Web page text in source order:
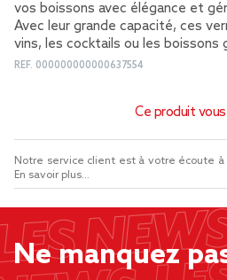
vos boissons avec élégance et
Avec leur grande capacité, ces
vins, les cocktails ou les boissons
REF. 000000000000637554
Ce produit
Notre service client est à votre écoute à
En savoir plus...
Ne manquez